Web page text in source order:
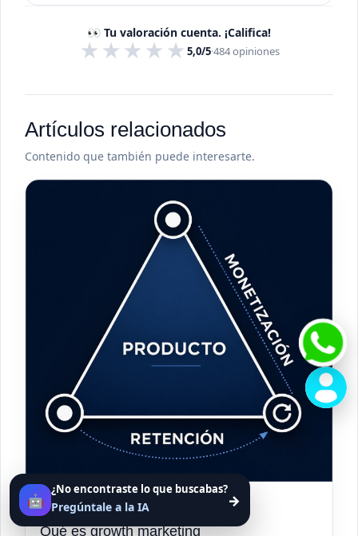
🤖
¿No encontraste lo que buscabas?
Pregúntale a la IA →
👀 Tu valoración cuenta. ¡Califica!
★
★
★
★
★ 5,0/5·484opiniones
Artículos relacionados
Contenido que también puede interesarte.
MARKETING WIKI
Qué es growth marketing